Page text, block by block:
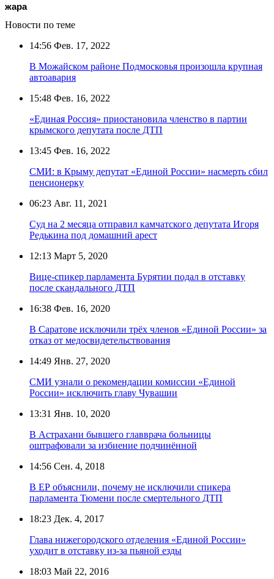
жара
Новости по теме
14:56 Фев. 17, 2022
В Можайском районе Подмосковья произошла крупная
автоавария
15:48 Фев. 16, 2022
«Единая Россия» приостановила членство в партии
крымского депутата после ДТП
13:45 Фев. 16, 2022
СМИ: в Крыму депутат «Единой России» насмерть сбил
пенсионерку
06:23 Авг. 11, 2021
Суд на 2 месяца отправил камчатского депутата Игоря
Редькина под домашний арест
12:13 Март 5, 2020
Вице-спикер парламента Бурятии подал в отставку
после скандального ДТП
16:38 Фев. 16, 2020
В Саратове исключили трёх членов «Единой России» за
отказ от медосвидетельствования
14:49 Янв. 27, 2020
СМИ узнали о рекомендации комиссии «Единой
России» исключить главу Чувашии
13:31 Янв. 10, 2020
В Астрахани бывшего главврача больницы
оштрафовали за избиение подчинённой
14:56 Сен. 4, 2018
В ЕР объяснили, почему не исключили спикера
парламента Тюмени после смертельного ДТП
18:23 Дек. 4, 2017
Глава нижегородского отделения «Единой России»
уходит в отставку из-за пьяной езды
18:03 Май 22, 2016